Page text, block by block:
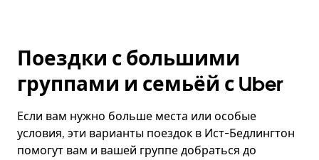
Поездки с большими
группами и семьёй с Uber
Если вам нужно больше места или особые
условия, эти варианты поездок в Ист-Бедлингтон
помогут вам и вашей группе добраться до